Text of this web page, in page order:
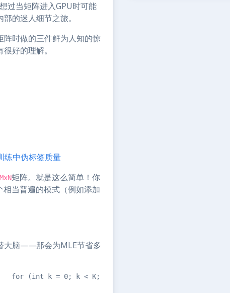
过当矩阵进入GPU时可能
的迷人细节之旅。
阵时做的三件鲜为人知的惊
好的理解。
练中伪标签质量
MxN矩阵。就是这么简单！你
当普遍的模式（例如添加
大脑——那会为MLE节省多
for (int k = 0; k < K; ++k)             C[i][j] +=